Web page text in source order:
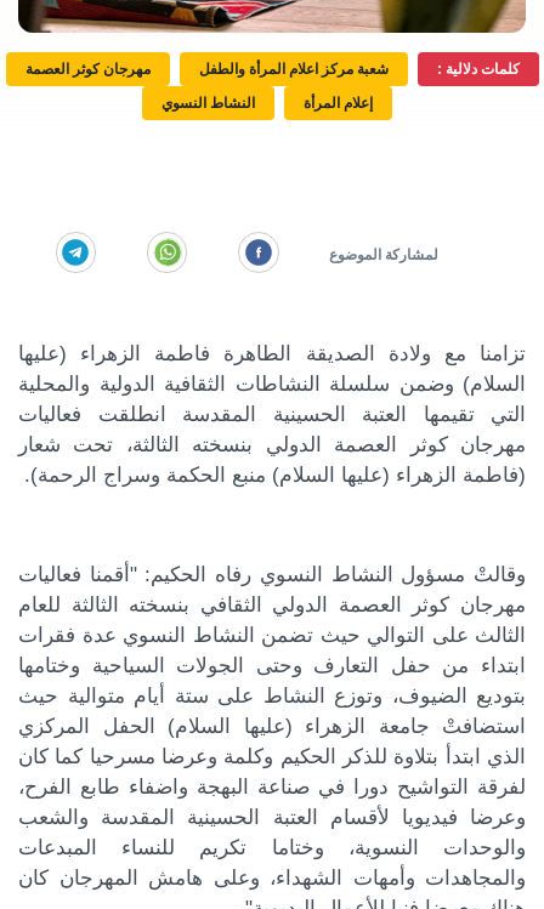
كلمات دلالية : شعبة مركز اعلام المرأة والطفل
مهرجان كوثر العصمة
إعلام المرأة
النشاط النسوي
الموضوع
تزامنا مع ولادة الصديقة الطاهرة فاطمة الزهراء (عليها
السلام) وضمن سلسلة النشاطات الثقافية الدولية والمحلية
التي تقيمها العتبة الحسينية المقدسة انطلقت فعاليات
مهرجان كوثر العصمة الدولي بنسخته الثالثة، تحت شعار
(فاطمة الزهراء (عليها السلام) منبع الحكمة وسراج الرحمة).
وقالتْ مسؤول النشاط النسوي رفاه الحكيم: "أقمنا فعاليات
مهرجان كوثر العصمة الدولي الثقافي بنسخته الثالثة للعام
الثالث على التوالي حيث تضمن النشاط النسوي عدة فقرات
ابتداء من حفل التعارف وحتى الجولات السياحية وختامها
بتوديع الضيوف، وتوزع النشاط على ستة أيام متوالية حيث
استضافتْ جامعة الزهراء (عليها السلام) الحفل المركزي
الذي ابتدأ بتلاوة للذكر الحكيم وكلمة وعرضا مسرحيا كما كان
لفرقة التواشيح دورا في صناعة البهجة واضفاء طابع الفرح،
وعرضا فيديويا لأقسام العتبة الحسينية المقدسة والشعب
والوحدات النسوية، وختاما تكريم للنساء المبدعات
والمجاهدات وأمهات الشهداء، وعلى هامش المهرجان كان